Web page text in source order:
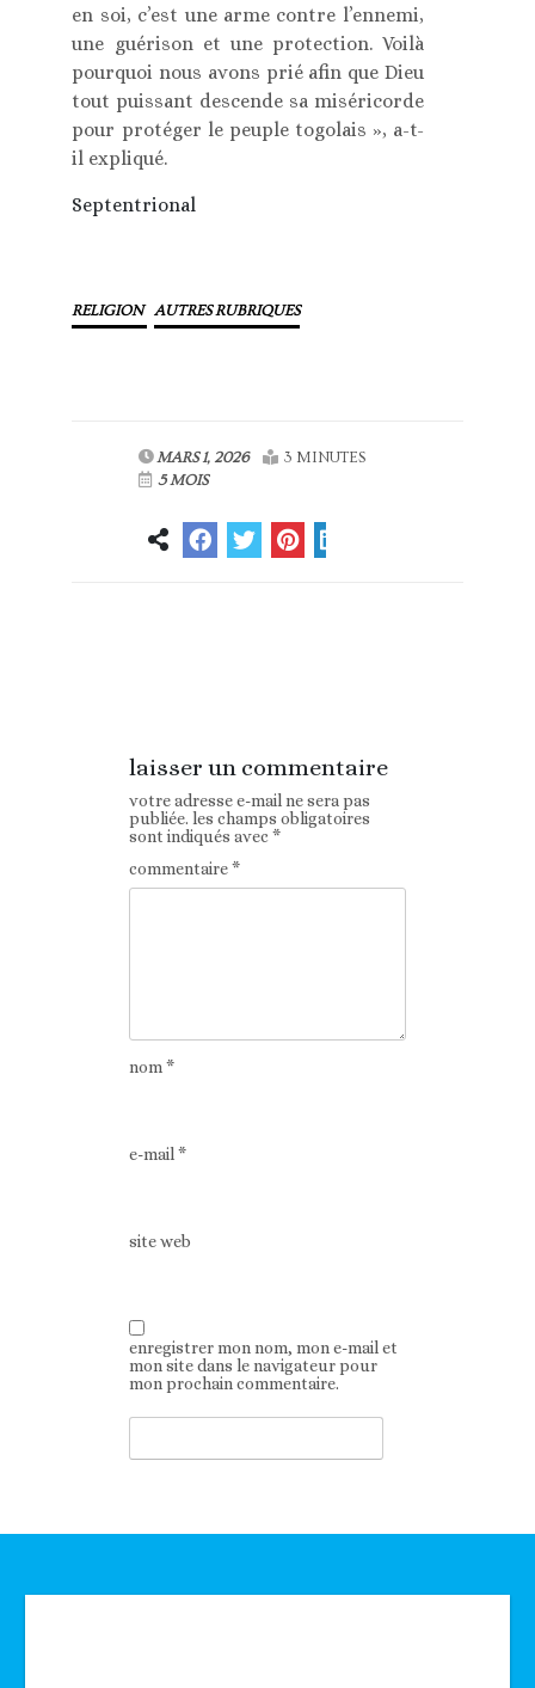
en soi, c’est une arme contre l’ennemi,
une guérison et une protection. Voilà
pourquoi nous avons prié afin que Dieu
tout puissant descende sa miséricorde
pour protéger le peuple togolais », a-t-
il expliqué.
Septentrional
RELIGION AUTRES RUBRIQUES
MARS 1, 2026
3 MINUTES
5 MOIS
laisser un commentaire
votre adresse e-mail ne sera pas
publiée. les champs obligatoires
sont indiqués avec*
commentaire*
nom*
e-mail*
site web
enregistrer mon nom, mon e-mail et
mon site dans le navigateur pour
mon prochain commentaire.